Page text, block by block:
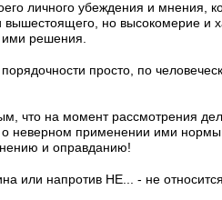
личного убеждения и мнения,
но высокомерие и
ими решения.
просто, по
что на момент рассмотрения
о неверном применении ими
и оправданию!
или напротив НЕ... - не